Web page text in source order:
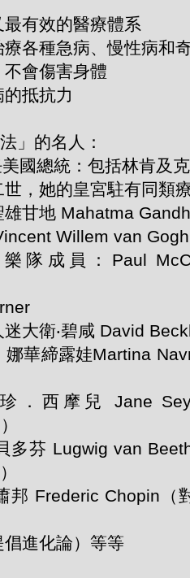
有效的醫療體系
各種急病、慢性病和
會傷害身體
抵抗力
」的名人：
國總統：包括林肯及
，她的皇宮駐有同類
甘地 Mahatma
Willem van Gogh
隊成員：Paul
大衛‧碧咸 David
娜華締露娃Martina
．西摩兒 Jane
多芬 Lugwig van
邦 Frederic Chopin（
進化論）等等